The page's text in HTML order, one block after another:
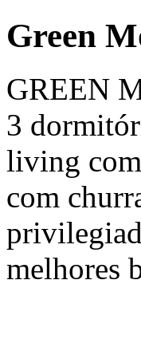
Green
GREEN
3
living com
com
melhores